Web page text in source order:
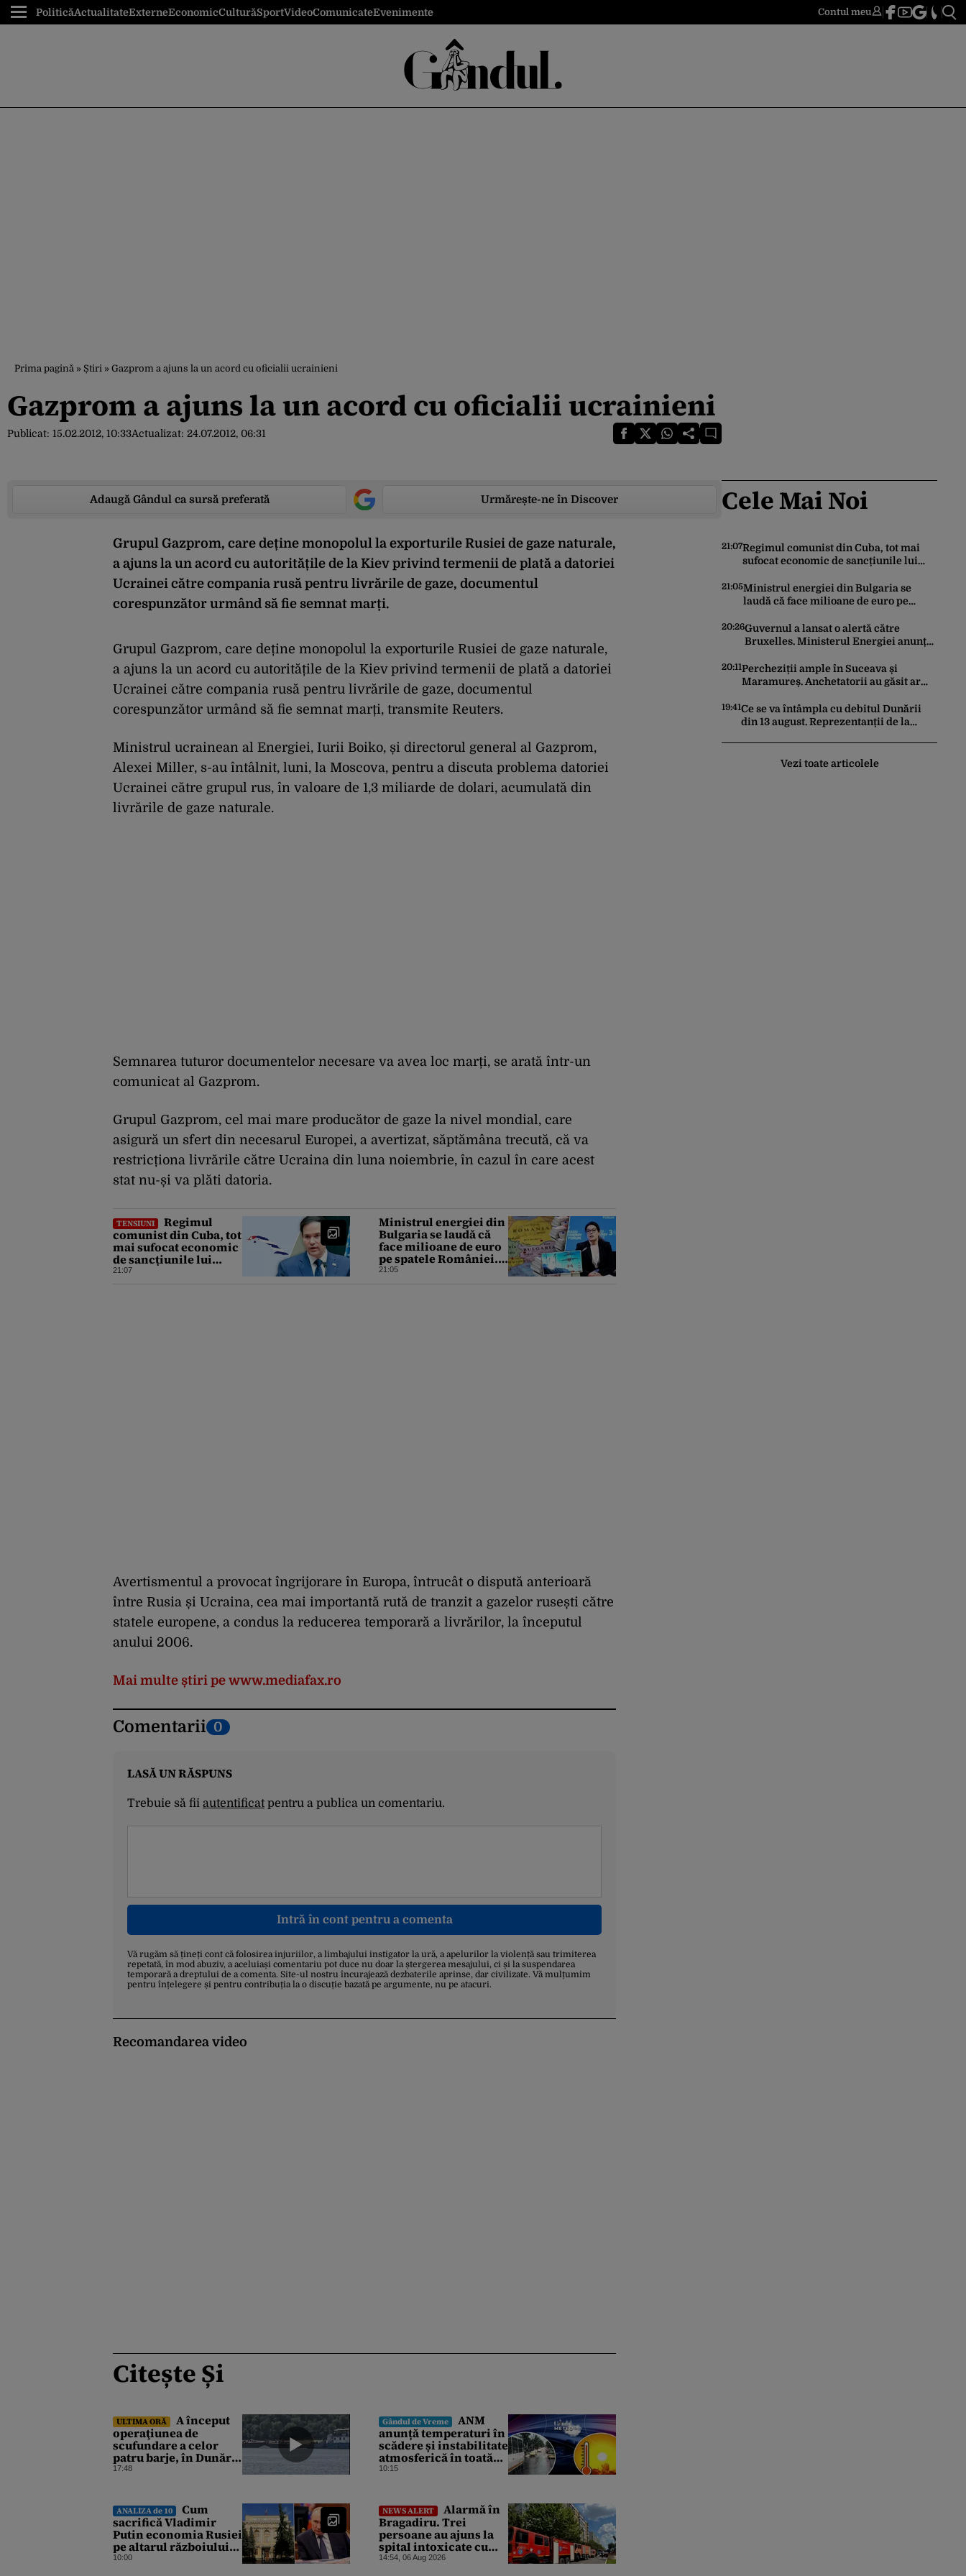
PoliticăActualitateExterneEconomicCulturăSportVideoComunicateEvenimente Contul meu
Prima pagină » Știri » Gazprom a ajuns la un acord cu oficialii ucrainieni
Gazprom a ajuns la un acord cu oficialii ucrainieni
Publicat: 15.02.2012, 10:33Actualizat: 24.07.2012, 06:31
Adaugă Gândul ca sursă preferată Urmărește-ne în Discover
Grupul Gazprom, care deține monopolul la exporturile Rusiei de gaze naturale,
a ajuns la un acord cu autoritățile de la Kiev privind termenii de plată a datoriei
Ucrainei către compania rusă pentru livrările de gaze, documentul
corespunzător urmând să fie semnat marți.
Grupul Gazprom, care deține monopolul la exporturile Rusiei de gaze naturale,
a ajuns la un acord cu autoritățile de la Kiev privind termenii de plată a datoriei
Ucrainei către compania rusă pentru livrările de gaze, documentul
corespunzător urmând să fie semnat marți, transmite Reuters.
Ministrul ucrainean al Energiei, Iurii Boiko, și directorul general al Gazprom,
Alexei Miller, s-au întâlnit, luni, la Moscova, pentru a discuta problema datoriei
Ucrainei către grupul rus, în valoare de 1,3 miliarde de dolari, acumulată din
livrările de gaze naturale.
Semnarea tuturor documentelor necesare va avea loc marți, se arată într-un
comunicat al Gazprom.
Grupul Gazprom, cel mai mare producător de gaze la nivel mondial, care
asigură un sfert din necesarul Europei, a avertizat, săptămâna trecută, că va
restricționa livrările către Ucraina din luna noiembrie, în cazul în care acest
stat nu-și va plăti datoria.
TENSIUNI
Regimul
comunist din Cuba, tot
mai sufocat economic
de sancțiunile lui
Trump. Marco Rubio:
21:07
Ministrul energiei din
Bulgaria se laudă că
face milioane de euro
pe spatele României.
Gândul a documentat
21:05
Avertismentul a provocat îngrijorare în Europa, întrucât o dispută anterioară
între Rusia și Ucraina, cea mai importantă rută de tranzit a gazelor rusești către
statele europene, a condus la reducerea temporară a livrărilor, la începutul
anului 2006.
Mai multe știri pe www.mediafax.ro
Comentarii 0
LASĂ UN RĂSPUNS
Trebuie să fii autentificatpentru a publica un comentariu.
Intră în cont pentru a comenta
Vă rugăm să țineți cont că folosirea injuriilor, a limbajului instigator la ură, a apelurilor la violență sau trimiterea
repetată, în mod abuziv, a aceluiași comentariu pot duce nu doar la ștergerea mesajului, ci și la suspendarea
temporară a dreptului de a comenta. Site-ul nostru încurajează dezbaterile aprinse, dar civilizate. Vă mulțumim
pentru înțelegere și pentru contribuția la o discuție bazată pe argumente, nu pe atacuri.
Recomandarea video
Citește Și
ULTIMA ORĂ
A început
operaţiunea de
scufundare a celor
patru barje, în Dunăre,
pentru creşterea
17:48
Gândul de Vreme
ANM
anunță temperaturi în
scădere și instabilitate
atmosferică în toată
țara. Cum va fi vremea
10:15
ANALIZA de 10
Cum
sacrifică Vladimir
Putin economia Rusiei
pe altarul războiului.
Atlantic Council: O
10:00
NEWS ALERT
Alarmă în
Bragadiru. Trei
persoane au ajuns la
spital intoxicate cu
gaze
14:54, 06 Aug 2026
Cele Mai Noi
21:07Regimul comunist din Cuba, tot mai
sufocat economic de sancțiunile lui
ocoli sancțiunile prin mimat reforme”
21:05Ministrul energiei din Bulgaria se
laudă că face milioane de euro pe
documentat cazul
20:26Guvernul a lansat o alertă către
Bruxelles. Ministerul Energiei anunță
„pragul critic”, iar centrala de la
Cernavodă s-ar putea opri
20:11Percheziții ample în Suceava și
Maramureș. Anchetatorii au găsit arme
trofee de vânat și materiale pirotehnice
19:41Ce se va întâmpla cu debitul Dunării
din 13 august. Reprezentanții de la
Vezi toate articolele